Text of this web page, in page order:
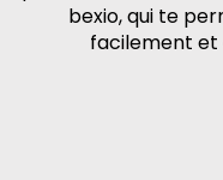
bexio, qui te
facilement et